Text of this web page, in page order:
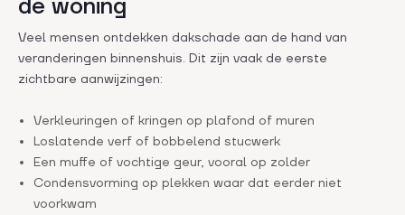
de woning
Veel mensen ontdekken dakschade aan de hand van
veranderingen binnenshuis. Dit zijn vaak de eerste
zichtbare aanwijzingen:
Verkleuringen of kringen op plafond of muren
Loslatende verf of bobbelend stucwerk
Een muffe of vochtige geur, vooral op zolder
Condensvorming op plekken waar dat eerder niet
voorkwam